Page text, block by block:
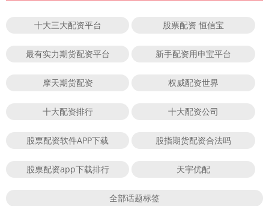
十大三大配资平台 股票配资 恒信宝
最有实力期货配资平台 新手配资用申宝平台
摩天期货配资 权威配资世界
十大配资排行 十大配资公司
股票配资软件APP下载 股指期货配资合法吗
股票配资app下载排行 天宇优配
全部话题标签